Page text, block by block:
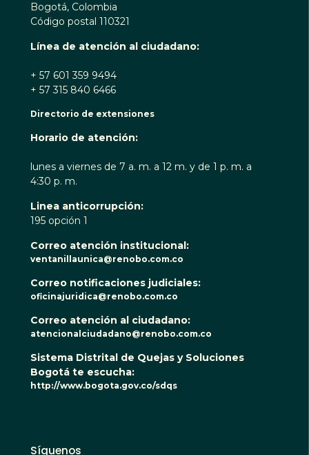
Bogotá, Colombia
Código postal 110321
Línea de atención al ciudadano:
+ 57 601 359 9494
+ 57 315 840 6466
Directorio de extensiones
Horario de atención:
lunes a viernes de 7 a. m. a 12 m. y de 1 p. m. a
4:30 p. m.
Linea anticorrupción:
195 opción 1
Correo atención institucional:
ventanillaunica@renobo.com.co
Correo notificaciones judiciales:
oficinajuridica@renobo.com.co
Correo atención al ciudadano:
atencionalciudadano@renobo.com.co
Sistema Distrital de Quejas y Soluciones
Bogotá te escucha:
http://www.bogota.gov.co/sdqs
Síguenos